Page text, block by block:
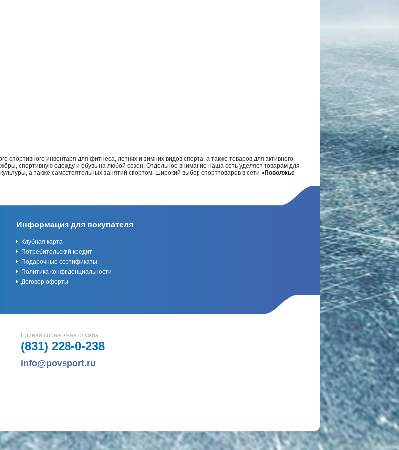
спортивного инвентаря для фитнеса, летних и зимних видов спорта, а также товаров для активного
спортивную одежду и обувь на любой сезон. Отдельное внимание наша сеть уделяет товарам для
а также самостоятельных занятий спортом. Широкий выбор спорттоваров в сети «Поволжье
Информация для покупателя
Клубная карта
Потребительский кредит
Подарочные сертификаты
Политика конфиденциальности
Договор оферты
Единая справочная служба:
(831) 228-0-238
info@povsport.ru